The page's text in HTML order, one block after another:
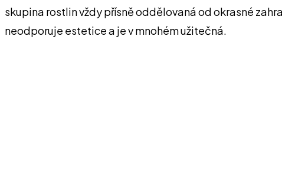
skupina rostlin vždy přísně oddělovaná od okrasné
neodporuje estetice a je v mnohém užitečná.